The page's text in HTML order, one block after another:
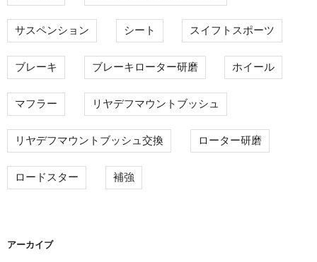
サスペンション シート スイフトスポーツ
ブレーキ ブレーキローター研磨 ホイール
マフラー リヤデフマウントブッシュ
リヤデフマウントブッシュ交換 ローター研磨
ロードスター 補強
アーカイブ